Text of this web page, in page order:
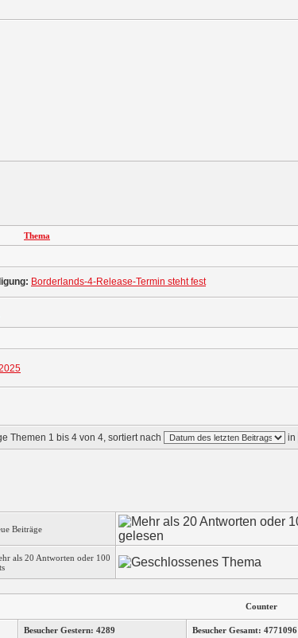
Thema
Borderlands-4-Release-Termin steht fest
Themen 1 bis 4 von 4, sortiert nach in
Beiträge
als 20 Antworten oder 100
Counter
Besucher Gestern: 4289 Besucher Gesamt: 4771096